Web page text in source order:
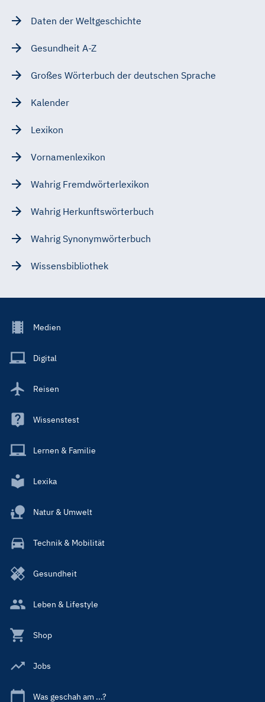
Daten der Weltgeschichte
Gesundheit A-Z
Großes Wörterbuch der deutschen Sprache
Kalender
Lexikon
Vornamenlexikon
Wahrig Fremdwörterlexikon
Wahrig Herkunftswörterbuch
Wahrig Synonymwörterbuch
Wissensbibliothek
Footer
Main
Medien
Digital
Reisen
Wissenstest
Lernen & Familie
Lexika
Natur & Umwelt
Technik & Mobilität
Gesundheit
Leben & Lifestyle
Shop
Jobs
Was geschah am ...?